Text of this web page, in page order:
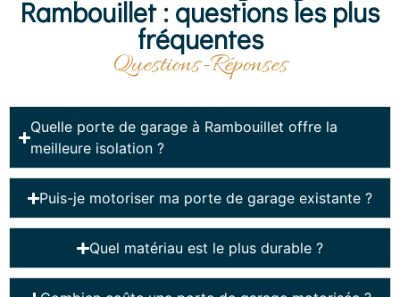
Rambouillet : questions les plus
fréquentes
Questions-Réponses
Quelle porte de garage à Rambouillet offre la
meilleure isolation ?
Puis-je motoriser ma porte de garage existante ?
Quel matériau est le plus durable ?